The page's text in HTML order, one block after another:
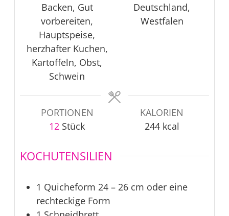
Backen, Gut
vorbereiten,
Hauptspeise,
herzhafter Kuchen,
Kartoffeln, Obst,
Schwein
Deutschland,
Westfalen
PORTIONEN
12 Stück
KALORIEN
244 kcal
KOCHUTENSILIEN
1 Quicheform 24 – 26 cm oder eine
rechteckige Form